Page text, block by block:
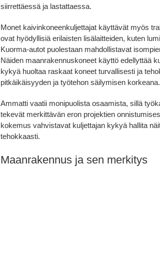
siirrettäessä ja lastattaessa.
Monet kaivinkoneenkuljettajat käyttävät myös
ovat hyödyllisiä erilaisten lisälaitteiden, kuten
Kuorma-autot puolestaan mahdollistavat
Näiden maanrakennuskoneet käyttö edellyttää
kykyä huoltaa raskaat koneet turvallisesti ja
pitkäikäisyyden ja työtehon säilymisen korkeana.
Ammatti vaatii monipuolista osaamista, sillä
tekevät merkittävän eron projektien
kokemus vahvistavat kuljettajan kykyä hallita
tehokkaasti.
Maanrakennus ja sen merkitys